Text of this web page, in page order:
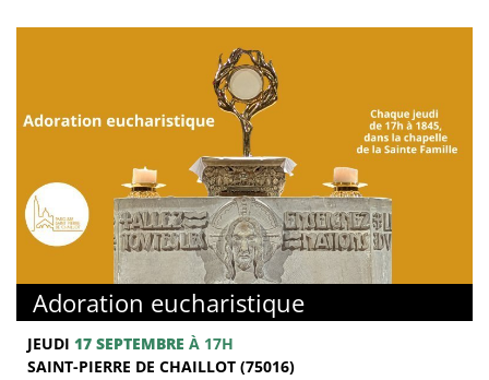
Adoration eucharistique
JEUDI 17 SEPTEMBRE À 17H
SAINT-PIERRE DE CHAILLOT (75016)